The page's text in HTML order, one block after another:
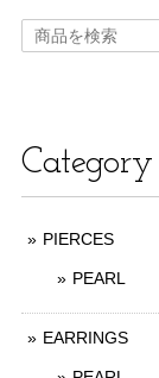
Category
PIERCES
PEARL
EARRINGS